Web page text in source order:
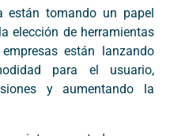
están tomando un papel
elección de herramientas
están lanzando
para el usuario,
y aumentando la